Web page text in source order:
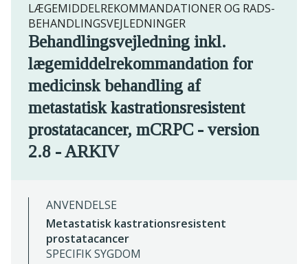
LÆGEMIDDELREKOMMANDATIONER OG RADS-
BEHANDLINGSVEJLEDNINGER
Behandlingsvejledning inkl.
lægemiddelrekommandation for
medicinsk behandling af
metastatisk kastrationsresistent
prostatacancer, mCRPC - version
2.8 - ARKIV
ANVENDELSE
Metastatisk kastrationsresistent
prostatacancer
SPECIFIK SYGDOM